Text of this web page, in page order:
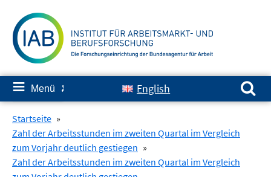
zum
Inhalt
≡ Menü ✘ English
Suchen nach:
Startseite »
Zahl der Arbeitsstunden im zweiten Quartal im Vergleich
zum Vorjahr deutlich gestiegen »
Zahl der Arbeitsstunden im zweiten Quartal im Vergleich